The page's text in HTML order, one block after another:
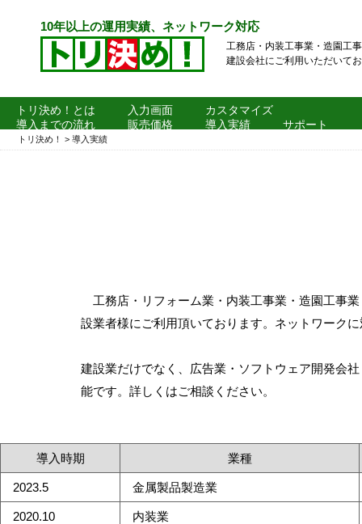
10年以上の運用実績、ネットワーク対応
工務店・内装工事業・造園工
建設会社にご利用いただいて
トリ決め！とは 入力画面
カスタマイズ
導入までの流れ
販売価格 導入実績
サポート
よくある質問
トリ決め！ >導入実績
工務店・リフォーム業・内装工事業・造園工事
設業者様にご利用頂いております。ネットワーク
建設業だけでなく、広告業・ソフトウェア開発会
能です。詳しくはご相談ください。
導入時期 業種
2023.5 金属製品製造業
2020.10 内装業